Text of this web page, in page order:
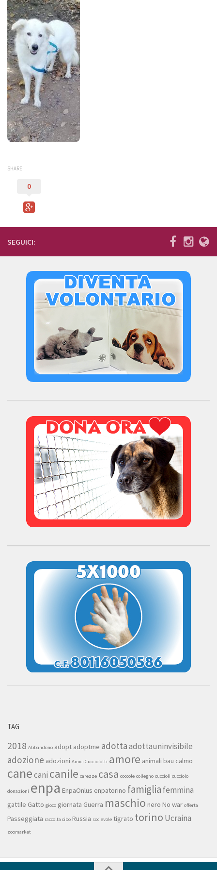
Bilancio
I volontari
News
Eventi
I nostri ospiti
Cani
Cani taglia grande
Cani taglia media
Diventa socio
5×1000
Galleria
Video
Contatti
SHARE
0
SEGUICI:
TAG
2018 Abbandono adopt adoptme adottaadottauninvisibile
adozione adozioni Amici Cucciolotti amore animali bau calmo
canecani canile carezze casa coccole collegno cuccioli cucciolo
donazioni enpa EnpaOnlus enpatorino famiglia femmina
gattile Gatto gioco giornata Guerra maschio nero No war offerta
Passeggiata raccolta cibo Russia socievole tigrato torino Ucraina
zoomarket